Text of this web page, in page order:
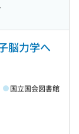
脳力学へ
国立国会図書館